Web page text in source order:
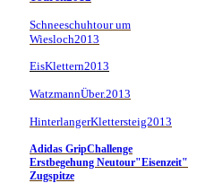
Schneeschuhtour um
Wiesloch2013
EisKlettern2013
WatzmannÜber.2013
HinterlangerKlettersteig2013
Adidas GripChallenge
Erstbegehung Neutour"Eisenzeit"
Zugspitze